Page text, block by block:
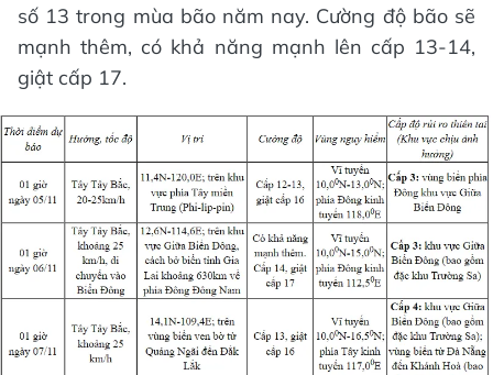
số 13 trong mùa bão năm nay. Cường độ bão sẽ
mạnh thêm, có khả năng mạnh lên cấp 13-14,
giật cấp 17.